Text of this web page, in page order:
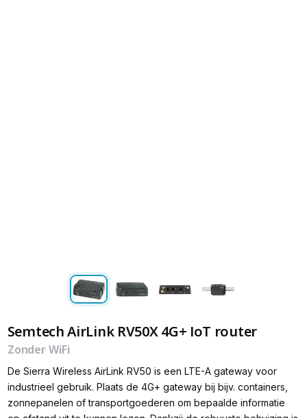
Semtech AirLink RV50X 4G+ IoT router
Zonder WiFi
De Sierra Wireless AirLink RV50 is een LTE-A gateway voor
industrieel gebruik. Plaats de 4G+ gateway bij bijv. containers,
zonnepanelen of transportgoederen om bepaalde informatie